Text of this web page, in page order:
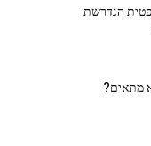
הנדרשת